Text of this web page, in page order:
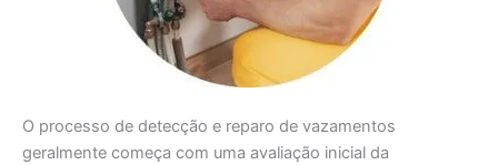
O processo de detecção e reparo de vazamentos
geralmente começa com uma avaliação inicial da